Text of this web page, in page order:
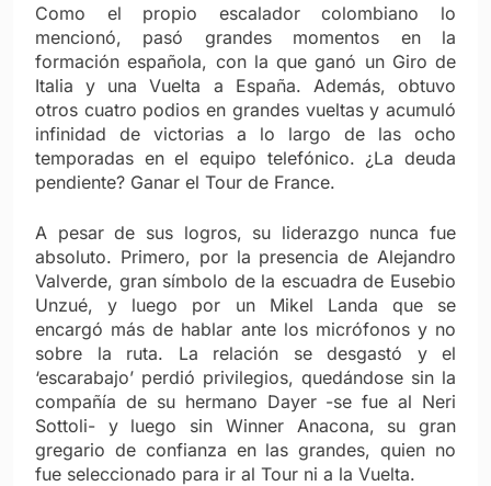
Como el propio escalador colombiano lo
mencionó, pasó grandes momentos en la
formación española, con la que ganó un Giro de
Italia y una Vuelta a España. Además, obtuvo
otros cuatro podios en grandes vueltas y acumuló
infinidad de victorias a lo largo de las ocho
temporadas en el equipo telefónico. ¿La deuda
pendiente? Ganar el Tour de France.
A pesar de sus logros, su liderazgo nunca fue
absoluto. Primero, por la presencia de Alejandro
Valverde, gran símbolo de la escuadra de Eusebio
Unzué, y luego por un Mikel Landa que se
encargó más de hablar ante los micrófonos y no
sobre la ruta. La relación se desgastó y el
‘escarabajo’ perdió privilegios, quedándose sin la
compañía de su hermano Dayer -se fue al Neri
Sottoli- y luego sin Winner Anacona, su gran
gregario de confianza en las grandes, quien no
fue seleccionado para ir al Tour ni a la Vuelta.